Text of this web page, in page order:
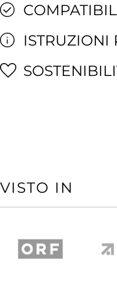
ISTRUZIONI
VISTO IN